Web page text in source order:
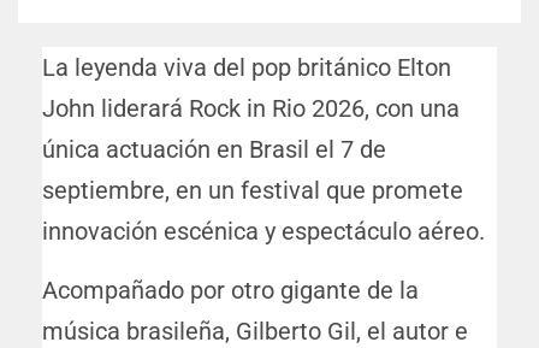
La leyenda viva del pop británico Elton
John liderará Rock in Rio 2026, con una
única actuación en Brasil el 7 de
septiembre, en un festival que promete
innovación escénica y espectáculo aéreo.
Acompañado por otro gigante de la
música brasileña, Gilberto Gil, el autor e